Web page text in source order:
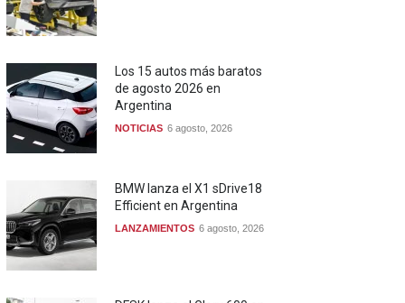
Los 15 autos más baratos
de agosto 2026 en
Argentina
NOTICIAS 6 agosto, 2026
BMW lanza el X1 sDrive18
Efficient en Argentina
LANZAMIENTOS 6 agosto, 2026